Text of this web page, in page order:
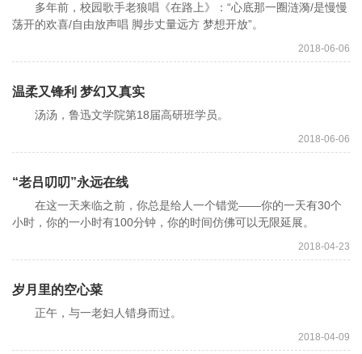
多年前，校园歌手老狼唱《在路上》：“心底那一圈涟漪/是慢慢
荡开的欢喜/自由放声唱 脚步丈量远方 梦想开放”。
2018-06-06
温柔又锋利 梦幻又真实
汤汤，鲁迅文学院第18届高研班学员。
2018-06-06
“老吕叨叨”永远在线
在这一天来临之前，你总是给人一个错觉——你的一天有30个
小时，你的一小时有100分钟，你的时间仿佛可以无限延展。
2018-04-23
岁月里的空心菜
正午，与一老妇人错身而过。
2018-04-09